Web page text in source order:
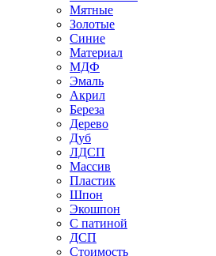
Мятные
Золотые
Синие
Материал
МДФ
Эмаль
Акрил
Береза
Дерево
Дуб
ЛДСП
Массив
Пластик
Шпон
Экошпон
С патиной
ДСП
Стоимость